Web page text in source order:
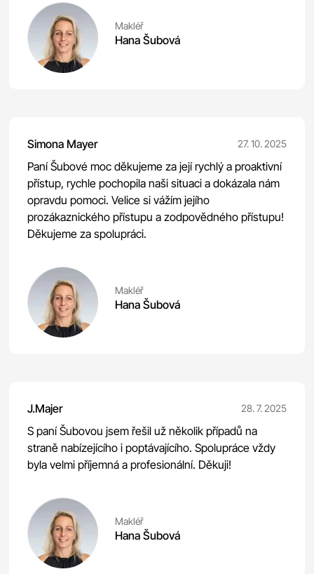
Makléř
Hana Šubová
Simona Mayer 27. 10. 2025
Paní Šubové moc děkujeme za její rychlý a proaktivní
přístup, rychle pochopila naši situaci a dokázala nám
opravdu pomoci. Velice si vážím jejího
prozákaznického přístupu a zodpovědného přístupu!
Děkujeme za spolupráci.
Makléř
Hana Šubová
J.Majer 28. 7. 2025
S paní Šubovou jsem řešil už několik případů na
straně nabízejícího i poptávajícího. Spolupráce vždy
byla velmi příjemná a profesionální. Děkuji!
Makléř
Hana Šubová